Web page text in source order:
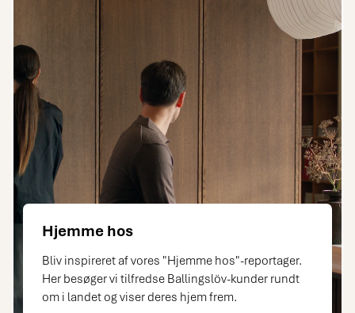
Hjemme hos
Bliv inspireret af vores "Hjemme hos"-reportager.
Her besøger vi tilfredse Ballingslöv-kunder rundt
om i landet og viser deres hjem frem.